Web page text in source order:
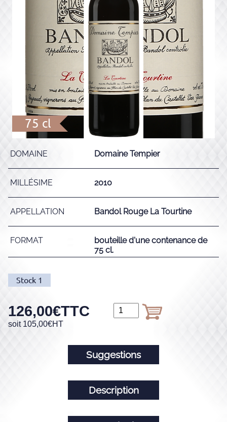
75 cl
DOMAINE Domaine Tempier
MILLÉSIME 2010
APPELLATION Bandol Rouge La Tourtine
FORMAT
bouteille d'une contenance de
75 cl.
Stock 1
126,00€TTC
soit 105,00€HT
Suggestions
Description